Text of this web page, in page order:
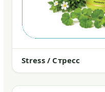
Stress / Стресс